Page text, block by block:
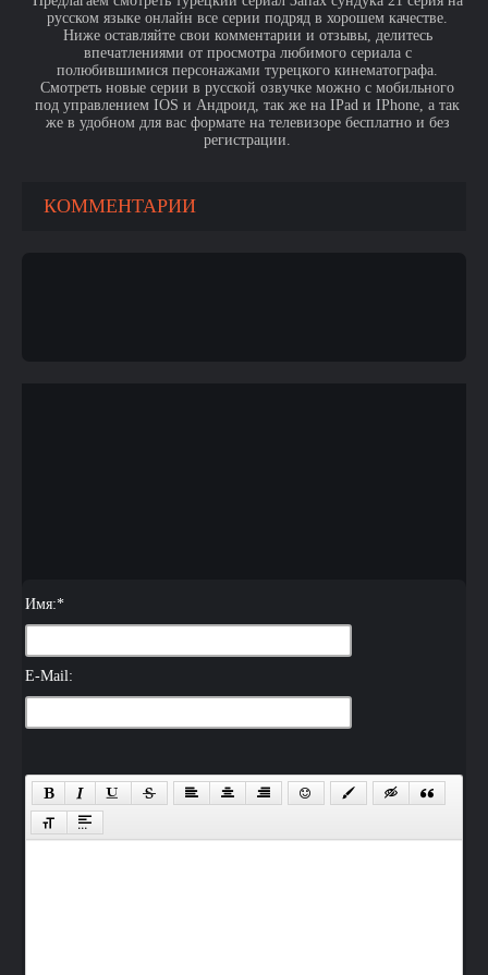
русском языке онлайн все серии подряд в хорошем качестве.
Ниже оставляйте свои комментарии и отзывы, делитесь
впечатлениями от просмотра любимого сериала с
полюбившимися персонажами турецкого кинематографа.
Смотреть новые серии в русской озвучке можно с мобильного
под управлением IOS и Андроид, так же на IPad и IPhone, а так
же в удобном для вас формате на телевизоре бесплатно и без
регистрации.
КОММЕНТАРИИ
Имя:*
E-Mail: